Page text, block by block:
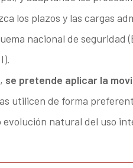
los plazos y las cargas
nacional de seguridad
se pretende aplicar la
utilicen de forma
natural del uso